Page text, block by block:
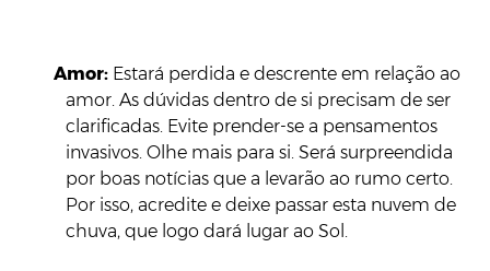
Amor: Estará perdida e descrente em relação ao
amor. As dúvidas dentro de si precisam de ser
clarificadas. Evite prender-se a pensamentos
invasivos. Olhe mais para si. Será surpreendida
por boas notícias que a levarão ao rumo certo.
Por isso, acredite e deixe passar esta nuvem de
chuva, que logo dará lugar ao Sol.